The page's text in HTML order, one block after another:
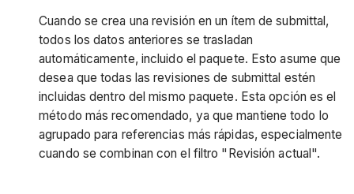
Cuando se crea una revisión en un ítem de submittal,
todos los datos anteriores se trasladan
automáticamente, incluido el paquete. Esto asume que
desea que todas las revisiones de submittal estén
incluidas dentro del mismo paquete. Esta opción es el
método más recomendado, ya que mantiene todo lo
agrupado para referencias más rápidas, especialmente
cuando se combinan con el filtro "Revisión actual".